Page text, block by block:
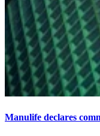
Manulife declares